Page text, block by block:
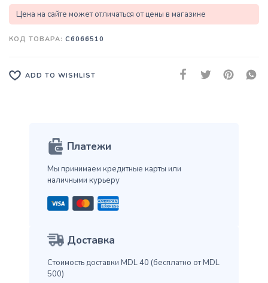
Цена на сайте может отличаться от цены в магазине
КОД ТОВАРА: C6066510
ADD TO WISHLIST
Платежи
Мы принимаем кредитные карты или
наличными курьеру
Доставка
Стоимость доставки MDL 40 (бесплатно от MDL
500)